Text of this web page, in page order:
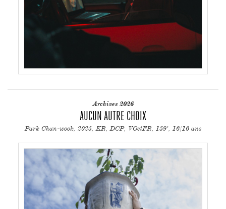
Archives 2026
AUCUN AUTRE CHOIX
Park Chan-wook, 2025, KR, DCP, VOstFR, 139', 16/16 ans